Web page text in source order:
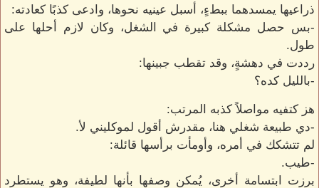
ذراعيها يمسدهما ببطءٍ، أسبل عينيه نحوها، وادعى كذبًا كعادته:
-بس حصل مشكلة كبيرة في الشغل، وكان لازم أحلها على
طول.
رددت في دهشةٍ، وقد تقطب جبينها:
-بالليل كده؟
هز كتفيه مواصلاً كذبه المرتب:
-دي طبيعة شغلي هنا، مقدرش أقول لموكليني لأ.
لم تتشكك في أمره، وأومأت برأسها قائلة:
-طيب.
برزت ابتسامة أخرى، يُمكن وصفها بأنها لطيفة، وهو يستطرد